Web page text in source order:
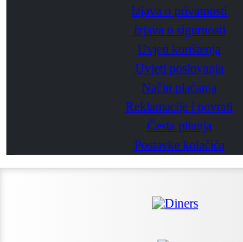
Izjava o privatnosti
Izjava o sigurnosti
Uvjeti korištenja
Uvjeti poslovanja
Način plaćanja
Reklamacije i povrati
Česta pitanja
Postavke kolačića